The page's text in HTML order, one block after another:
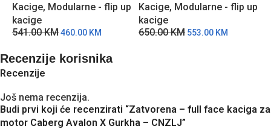
Kacige, Modularne - flip up
kacige
541.00KM460.00 KM
Kacige, Modularne - flip up
kacige
650.00KM 553.00 KM
Recenzije korisnika
Recenzije
Još nema recenzija.
Budi prvi koji će recenzirati “Zatvorena – full face kaciga za
motor Caberg Avalon X Gurkha – CNZLJ”